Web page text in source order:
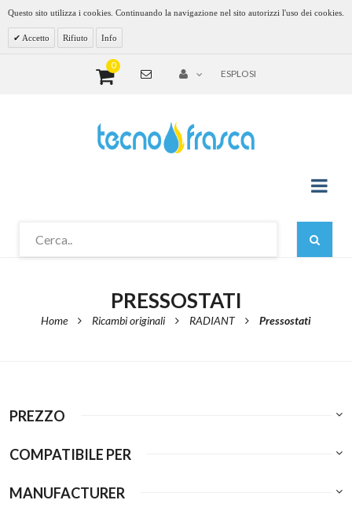
Questo sito utilizza i cookies. Continuando la navigazione nel sito autorizzi l'uso dei cookies.
Accetto Rifiuto Info
0
ESPLOSI
PRESSOSTATI
Home Ricambi originali RADIANT Pressostati
PREZZO
COMPATIBILE PER
MANUFACTURER